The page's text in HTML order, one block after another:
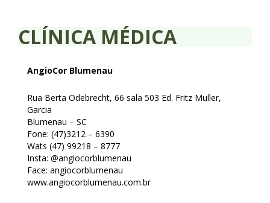
CLÍNICA MÉDICA
AngioCor Blumenau
Rua Berta Odebrecht, 66 sala 503 Ed. Fritz Muller,
Garcia
Blumenau – SC
Fone: (47)3212 – 6390
Wats (47) 99218 – 8777
Insta: @angiocorblumenau
Face: angiocorblumenau
www.angiocorblumenau.com.br